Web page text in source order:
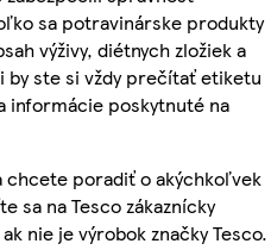
sa potravinárske produkty
výživy, diétnych zložiek a
by ste si vždy prečítať etiketu
informácie poskytnuté na
chcete poradiť o akýchkoľvek
sa na Tesco zákaznícky
nie je výrobok značky Tesco.